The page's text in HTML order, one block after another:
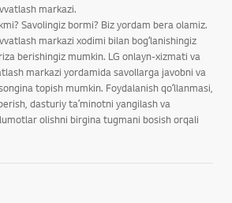
markazi.
Savolingiz bormi? Biz yordam bera olamiz.
markazi xodimi bilan bogʻlanishingiz
berishingiz mumkin. LG onlayn-xizmati va
markazi yordamida savollarga javobni va
topish mumkin. Foydalanish qoʻllanmasi,
dasturiy taʼminotni yangilash va
olishni birgina tugmani bosish orqali